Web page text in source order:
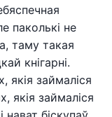
паколькі не
таму такая
кнігарні.
якія займаліся
якія займаліся